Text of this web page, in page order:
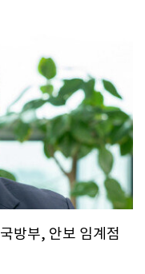
방부, 안보 임계점